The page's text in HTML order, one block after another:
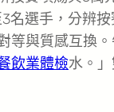
名選手，分辨
等與質感互換
飲業體檢水。